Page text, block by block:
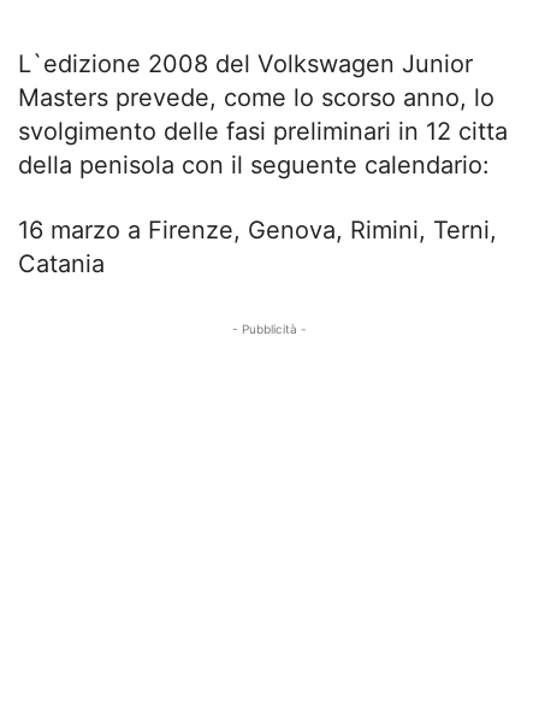
L`edizione 2008 del Volkswagen Junior
Masters prevede, come lo scorso anno, lo
svolgimento delle fasi preliminari in 12 citta
della penisola con il seguente calendario:
16 marzo a Firenze, Genova, Rimini, Terni,
Catania
- Pubblicità -